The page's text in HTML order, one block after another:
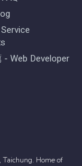
- Web Developer
Home of